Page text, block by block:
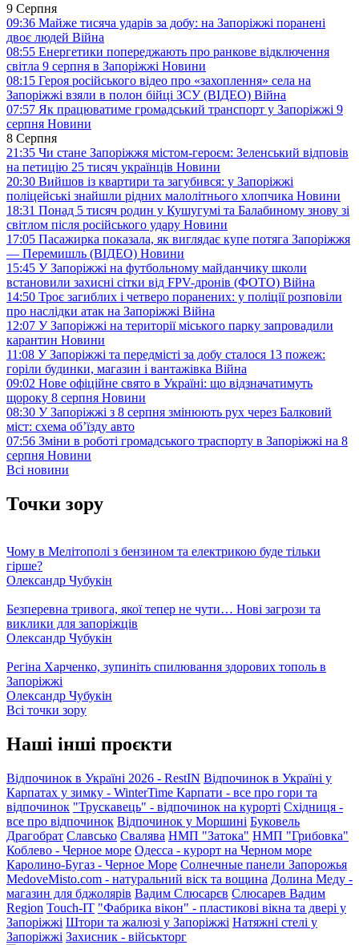
9 Серпня
09:36 Майже тисяча ударів за добу: на Запоріжжі поранені
двоє людей Війна
08:55 Енергетики попереджають про ранкове відключення
світла 9 серпня в Запоріжжі Новини
08:15 Героя російського відео про «захоплення» села на
Запоріжжі взяли в полон бійці ЗСУ (ВІДЕО) Війна
07:57 Як працюватиме громадський транспорт у Запоріжжі 9
серпня Новини
8 Серпня
21:35 Чи стане Запоріжжя містом-героєм: Зеленський відповів
на петицію 25 тисяч українців Новини
20:30 Вийшов із квартири та загубився: у Запоріжжі
поліцейські знайшли рідних малолітнього хлопчика Новини
18:31 Понад 5 тисяч родин у Кушугумі та Балабиному знову зі
світлом після російського удару Новини
17:05 Пасажирка показала, як виглядає купе потяга Запоріжжя
— Перемишль (ВІДЕО) Новини
15:45 У Запоріжжі на футбольному майданчику школи
встановили захисні сітки від FPV-дронів (ФОТО) Війна
14:50 Троє загиблих і четверо поранених: у поліції розповіли
про наслідки атак на Запоріжжі Війна
12:07 У Запоріжжі на території міського парку запровадили
карантин Новини
11:08 У Запоріжжі та передмісті за добу сталося 13 пожеж:
горіли будинки, магазин і вантажівка Війна
09:02 Нове офіційне свято в Україні: що відзначатимуть
щороку 8 серпня Новини
08:30 У Запоріжжі з 8 серпня змінюють рух через Балковий
міст: схема об’їзду авто
07:56 Зміни в роботі громадського траспорту в Запоріжжі на 8
серпня Новини
Всі новини
Точки зору
Чому в Мелітополі з бензином та електрикою буде тільки
гірше?
Олександр Чубукін
Безперевна тривога, якої тепер не чути… Нові загрози та
виклики для запоріжців
Олександр Чубукін
Регіна Харченко, зупиніть спилювання здорових тополь в
Запоріжжі
Олександр Чубукін
Всі точки зору
Наші інші проєкти
Відпочинок в Україні 2026 - RestIN Відпочинок в Україні у
Карпатах у зимку - WinterTime Карпати - все про гори та
відпочинок "Трускавець" - відпочинок на курорті Східниця -
все про відпочинок Відпочинок у Моршині Буковель
Драгобрат Славсько Свалява НМП "Затока" НМП "Грибовка"
Коблево - Черное море Одесса - курорт на Черном море
Каролино-Бугаз - Черное Море Солнечные панели Запорожья
MedoveMisto.com - натуральний віск та вощина Долина Меду -
магазин для бджолярів Вадим Слюсарєв Слюсарев Вадим
Region Touch-IT "Фабрика вікон" - пластикові вікна та двері у
Запоріжжі Штори та жалюзі у Запоріжжі Натяжні стелі у
Запоріжжі Захисник - військторг